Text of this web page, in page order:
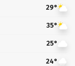
29°
35°
25°
24°